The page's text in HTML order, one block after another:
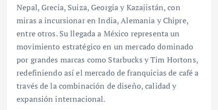
Nepal, Grecia, Suiza, Georgia y Kazajistán, con
miras a incursionar en India, Alemania y Chipre,
entre otros. Su llegada a México representa un
movimiento estratégico en un mercado dominado
por grandes marcas como Starbucks y Tim Hortons,
redefiniendo así el mercado de franquicias de café a
través de la combinación de diseño, calidad y
expansión internacional.